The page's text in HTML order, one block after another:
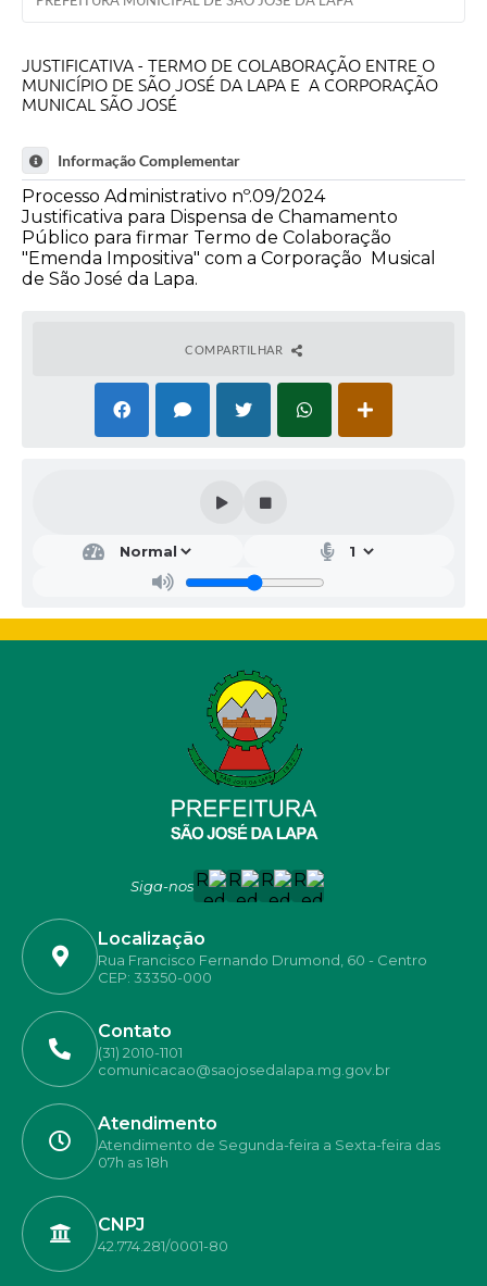
JUSTIFICATIVA - TERMO DE COLABORAÇÃO ENTRE O
MUNICÍPIO DE SÃO JOSÉ DA LAPA E A CORPORAÇÃO
MUNICAL SÃO JOSÉ
Informação Complementar
Processo Administrativo nº.09/2024
Justificativa para Dispensa de Chamamento
Público para firmar Termo de Colaboração
"Emenda Impositiva" com a Corporação Musical
de São José da Lapa.
COMPARTILHAR
Siga-nos
Localização
Rua Francisco Fernando Drumond, 60 - Centro
CEP: 33350-000
Contato
(31) 2010-1101
comunicacao@saojosedalapa.mg.gov.br
Atendimento
Atendimento de Segunda-feira a Sexta-feira das
07h as 18h
CNPJ
42.774.281/0001-80